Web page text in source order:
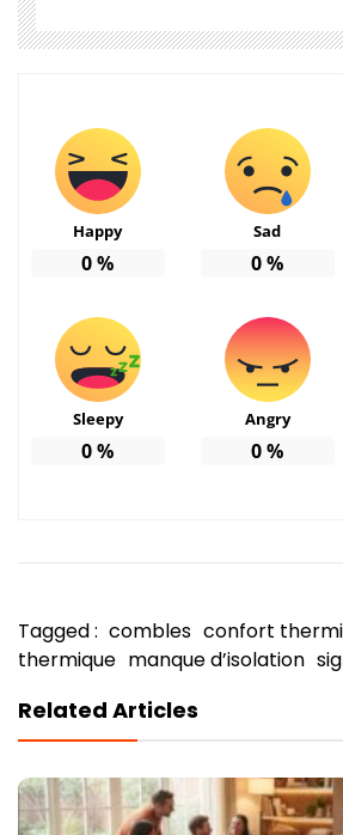
Happy
0%
Sad
0%
Sleepy
0%
Angry
0%
Tagged : combles confort
thermique manque d’isolation
Related Articles